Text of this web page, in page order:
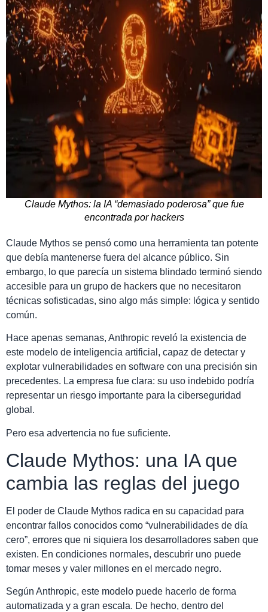
Claude Mythos: la IA “demasiado poderosa” que fue
encontrada por hackers
Claude Mythos se pensó como una herramienta tan potente
que debía mantenerse fuera del alcance público. Sin
embargo, lo que parecía un sistema blindado terminó siendo
accesible para un grupo de hackers que no necesitaron
técnicas sofisticadas, sino algo más simple: lógica y sentido
común.
Hace apenas semanas, Anthropic reveló la existencia de
este modelo de inteligencia artificial, capaz de detectar y
explotar vulnerabilidades en software con una precisión sin
precedentes. La empresa fue clara: su uso indebido podría
representar un riesgo importante para la ciberseguridad
global.
Pero esa advertencia no fue suficiente.
Claude Mythos: una IA que
cambia las reglas del juego
El poder de Claude Mythos radica en su capacidad para
encontrar fallos conocidos como “vulnerabilidades de día
cero”, errores que ni siquiera los desarrolladores saben que
existen. En condiciones normales, descubrir uno puede
tomar meses y valer millones en el mercado negro.
Según Anthropic, este modelo puede hacerlo de forma
automatizada y a gran escala. De hecho, dentro del